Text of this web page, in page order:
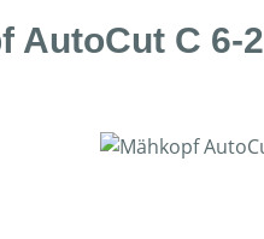
AutoCut C 6-2